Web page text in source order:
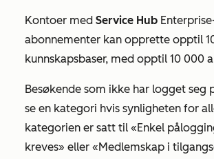
Kontoer med Service Hub
abonnementer kan opprette opptil
kunnskapsbaser, med opptil 10 000
Besøkende som ikke har logget seg
se en kategori hvis synligheten for
kategorien er satt til «Enkel
kreves» eller «Medlemskap i